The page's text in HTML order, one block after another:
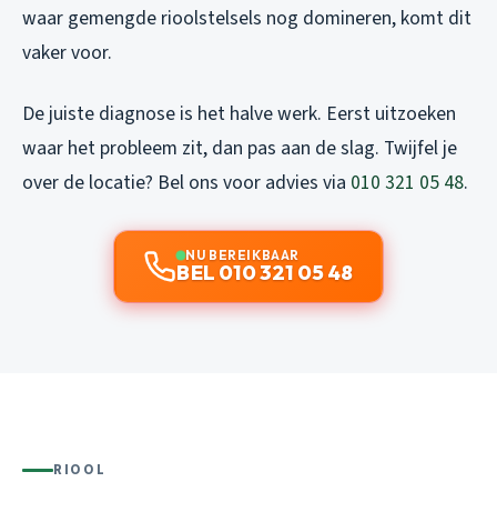
waar gemengde rioolstelsels nog domineren, komt dit
vaker voor.
De juiste diagnose is het halve werk. Eerst uitzoeken
waar het probleem zit, dan pas aan de slag. Twijfel je
over de locatie? Bel ons voor advies via 010 321 05 48.
NU BEREIKBAAR
BEL 010 321 05 48
RIOOL